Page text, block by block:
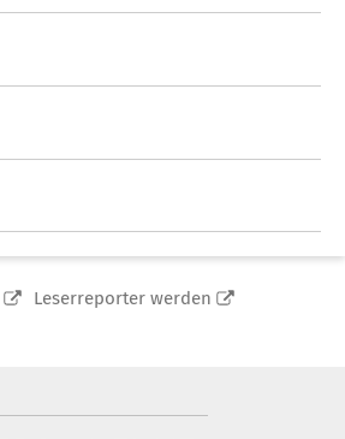
Leserreporter werden